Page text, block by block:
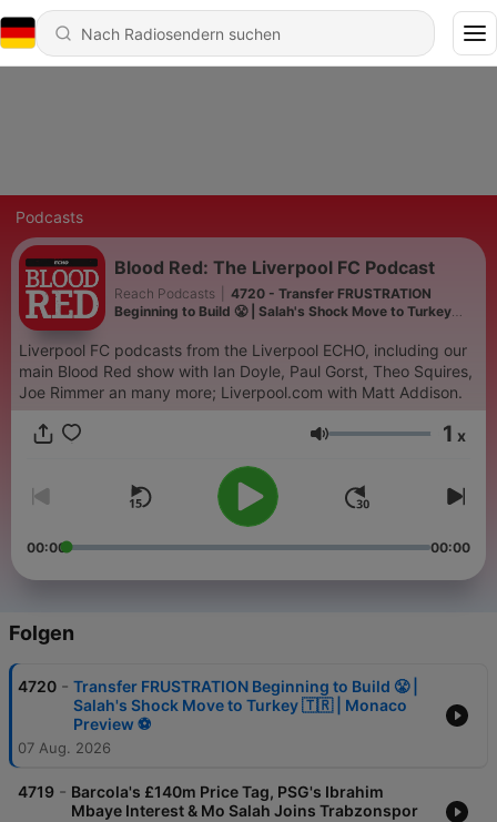
Podcasts
Blood Red: The Liverpool FC Podcast
Reach Podcasts
4720 - Transfer FRUSTRATION
Beginning to Build 😤 | Salah's Shock Move to Turkey
Liverpool FC podcasts from the Liverpool ECHO, including our
main Blood Red show with Ian Doyle, Paul Gorst, Theo Squires,
Joe Rimmer an many more; Liverpool.com with Matt Addison.
Lautstärke 1 x
00:00 00:00
Folgen
4720 - Transfer FRUSTRATION Beginning to Build 😤 |
Salah's Shock Move to Turkey 🇹🇷 | Monaco
Preview ⚽️
07 Aug. 2026
4719 - Barcola's £140m Price Tag, PSG's Ibrahim
Mbaye Interest & Mo Salah Joins Trabzonspor